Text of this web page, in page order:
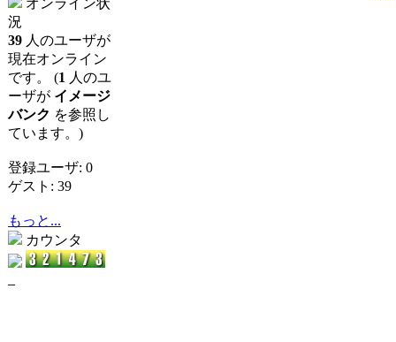
オンライン状
況
39 人のユーザが
現在オンライン
です。 (1 人のユ
ーザが イメージ
バンク を参照し
ています。)
登録ユーザ: 0
ゲスト: 39
もっと...
カウンタ